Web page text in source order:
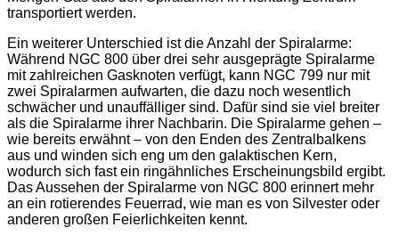
transportiert werden.
Ein weiterer Unterschied ist die Anzahl der Spiralarme:
Während NGC 800 über drei sehr ausgeprägte Spiralarme
mit zahlreichen Gasknoten verfügt, kann NGC 799 nur mit
zwei Spiralarmen aufwarten, die dazu noch wesentlich
schwächer und unauffälliger sind. Dafür sind sie viel breiter
als die Spiralarme ihrer Nachbarin. Die Spiralarme gehen –
wie bereits erwähnt – von den Enden des Zentralbalkens
aus und winden sich eng um den galaktischen Kern,
wodurch sich fast ein ringähnliches Erscheinungsbild ergibt.
Das Aussehen der Spiralarme von NGC 800 erinnert mehr
an ein rotierendes Feuerrad, wie man es von Silvester oder
anderen großen Feierlichkeiten kennt.